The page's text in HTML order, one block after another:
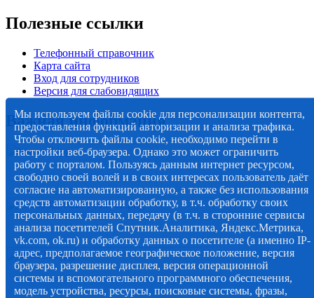
Полезные ссылки
Телефонный справочник
Карта сайта
Вход для сотрудников
Версия для слабовидящих
Важная информация
Мы используем файлы cookie для персонализации контента,
предоставления функций авторизации и анализа трафика.
Чтобы отключить файлы cookie, необходимо перейти в
настройки веб-браузера. Однако это может ограничить
работу с порталом. Пользуясь данным интернет ресурсом,
свободно своей волей и в своих интересах пользователь даёт
согласие на автоматизированную, а также без использования
средств автоматизации обработку, в т.ч. обработку своих
персональных данных, передачу (в т.ч. в сторонние сервисы
анализа посетителей Спутник.Аналитика, Яндекс.Метрика,
vk.com, ok.ru) и обработку данных о посетителе (а именно IP-
адрес, предполагаемое географическое положение, версия
браузера, разрешение дисплея, версия операционной
системы и вспомогательного программного обеспечения,
модель устройства, ресурсы, поисковые системы, фразы,